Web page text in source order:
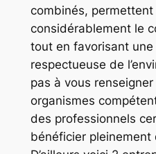
combinés,
considérablement le
tout en favorisant
respectueuse de
pas à vous
organismes
des professionnels
bénéficier pleinement